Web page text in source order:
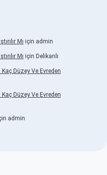
Mı için admin
Mı için Delikanlı
Düzey Ve Evreden
Düzey Ve Evreden
admin